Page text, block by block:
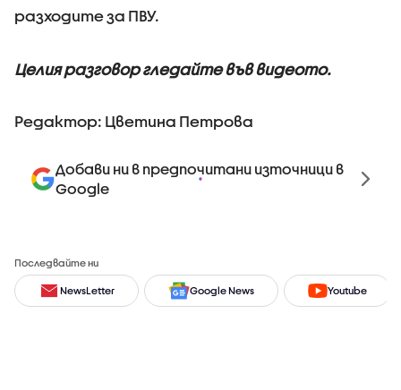
разходите за ПВУ.
Целия разговор гледайте във видеото.
Редактор: Цветина Петрова
Добави ни в предпочитани източници в
Google
Последвайте ни
NewsLetter Google News Youtube